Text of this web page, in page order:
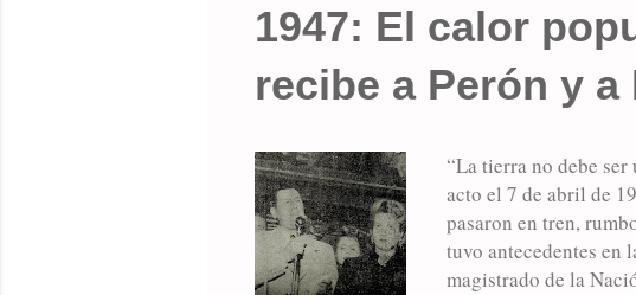
1947: El calor
recibe a Perón y a
“La tierra no debe
acto el 7 de abril de
pasaron en tren,
tuvo antecedentes en
magistrado de la